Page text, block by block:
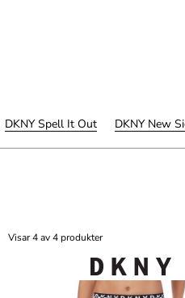
DKNY Spell It Out DKNY New
Visar 4 av 4 produkter